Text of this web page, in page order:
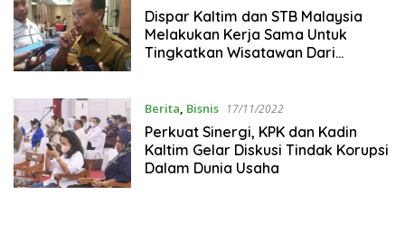
Dispar Kaltim dan STB Malaysia
Melakukan Kerja Sama Untuk
Tingkatkan Wisatawan Dari
Berita, Bisnis 17/11/2022
Perkuat Sinergi, KPK dan Kadin
Kaltim Gelar Diskusi Tindak Korupsi
Dalam Dunia Usaha